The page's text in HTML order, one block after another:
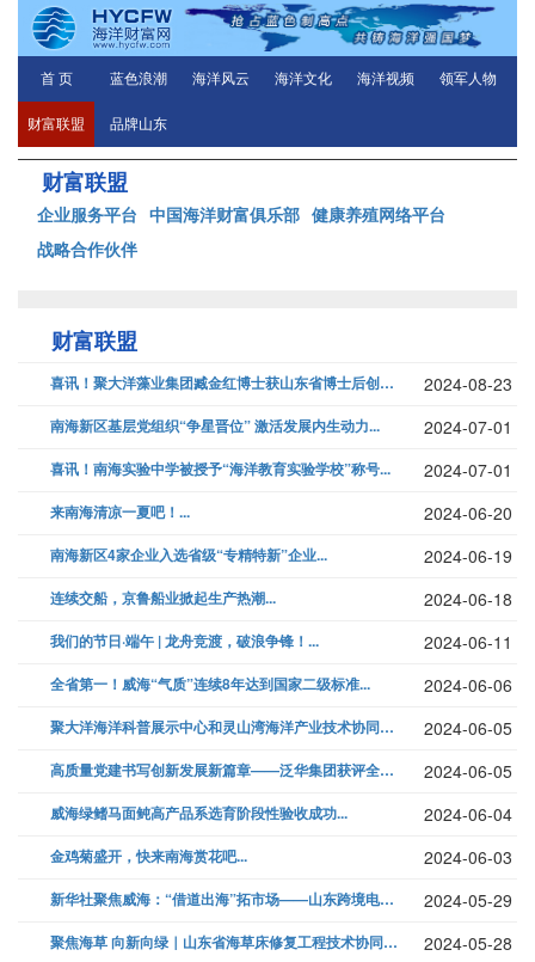
首 页 蓝色浪潮 海洋风云 海洋文化 海洋视频 领军人物
财富联盟 品牌山东
财富联盟
企业服务平台 中国海洋财富俱乐部 健康养殖网络平台
战略合作伙伴
财富联盟
喜讯！聚大洋藻业集团臧金红博士获山东省博士后创新项目资助... 2024-08-23
南海新区基层党组织“争星晋位” 激活发展内生动力... 2024-07-01
喜讯！南海实验中学被授予“海洋教育实验学校”称号... 2024-07-01
来南海清凉一夏吧！... 2024-06-20
南海新区4家企业入选省级“专精特新”企业... 2024-06-19
连续交船，京鲁船业掀起生产热潮... 2024-06-18
我们的节日·端午 | 龙舟竞渡，破浪争锋！... 2024-06-11
全省第一！威海“气质”连续8年达到国家二级标准... 2024-06-06
聚大洋海洋科普展示中心和灵山湾海洋产业技术协同创新交流中心迎来百人实习... 2024-06-05
高质量党建书写创新发展新篇章——泛华集团获评全国工程建设企业党建工作优... 2024-06-05
威海绿鳍马面鲀高产品系选育阶段性验收成功... 2024-06-04
金鸡菊盛开，快来南海赏花吧... 2024-06-03
新华社聚焦威海：“借道出海”拓市场——山东跨境电商出口新模式运行见闻... 2024-05-29
聚焦海草 向新向绿｜山东省海草床修复工程技术协同创新中心专家咨询委员会... 2024-05-28